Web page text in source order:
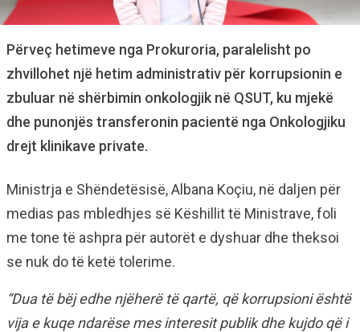
Përveç hetimeve nga Prokuroria, paralelisht po
zhvillohet një hetim administrativ për korrupsionin e
zbuluar në shërbimin onkologjik në QSUT, ku mjekë
dhe punonjës transferonin pacientë nga Onkologjiku
drejt klinikave private.
Ministrja e Shëndetësisë, Albana Koçiu, në daljen për
medias pas mbledhjes së Këshillit të Ministrave, foli
me tone të ashpra për autorët e dyshuar dhe theksoi
se nuk do të ketë tolerime.
“Dua të bëj edhe njëherë të qartë, që korrupsioni është
vija e kuqe ndarëse mes interesit publik dhe kujdo që i